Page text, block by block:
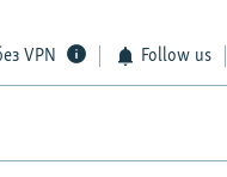
VPN Follow us